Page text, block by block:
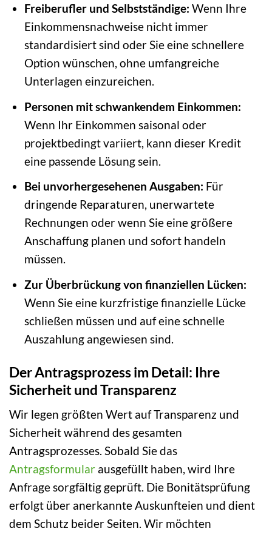
Freiberufler und Selbstständige: Wenn Ihre
Einkommensnachweise nicht immer
standardisiert sind oder Sie eine schnellere
Option wünschen, ohne umfangreiche
Unterlagen einzureichen.
Personen mit schwankendem Einkommen:
Wenn Ihr Einkommen saisonal oder
projektbedingt variiert, kann dieser Kredit
eine passende Lösung sein.
Bei unvorhergesehenen Ausgaben: Für
dringende Reparaturen, unerwartete
Rechnungen oder wenn Sie eine größere
Anschaffung planen und sofort handeln
müssen.
Zur Überbrückung von finanziellen Lücken:
Wenn Sie eine kurzfristige finanzielle Lücke
schließen müssen und auf eine schnelle
Auszahlung angewiesen sind.
Der Antragsprozess im Detail: Ihre
Sicherheit und Transparenz
Wir legen größten Wert auf Transparenz und
Sicherheit während des gesamten
Antragsprozesses. Sobald Sie das
Antragsformular ausgefüllt haben, wird Ihre
Anfrage sorgfältig geprüft. Die Bonitätsprüfung
erfolgt über anerkannte Auskunfteien und dient
dem Schutz beider Seiten. Wir möchten